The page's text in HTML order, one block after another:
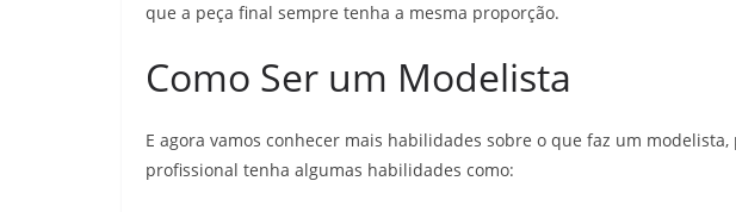
que a peça final sempre tenha a mesma proporção.
Como Ser um Modelista
E agora vamos conhecer mais habilidades sobre o que faz um
profissional tenha algumas habilidades como: